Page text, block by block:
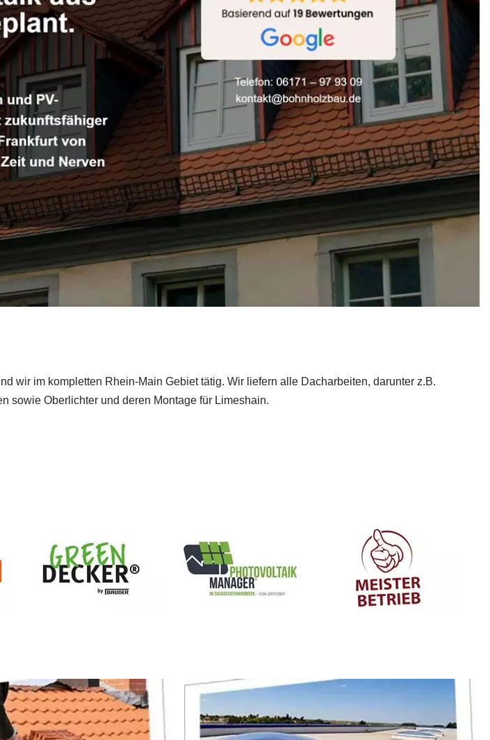
wir im kompletten Rhein-Main Gebiet tätig. Wir liefern alle Dacharbeiten, darunter z.B.
sowie Oberlichter und deren Montage für Limeshain.